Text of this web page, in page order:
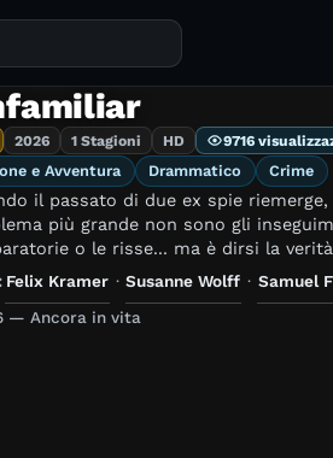
e temi.
2026 1 Stagioni HD 9716
e Avventura Drammatico Crime
il passato di due ex spie
più grande non sono gli
o le risse... ma è dirsi la
Felix Kramer · Susanne Wolff · Samuel
— Ancora in vita